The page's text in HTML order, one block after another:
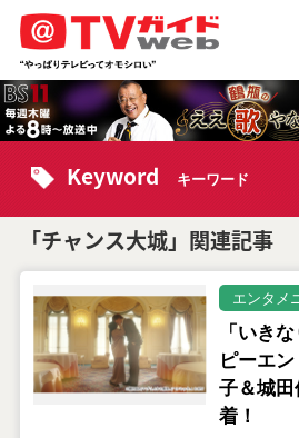
Keyword キーワード
「チャンス大城」関連記事
エンタメ
「いき
ピーエ
子＆城
着！